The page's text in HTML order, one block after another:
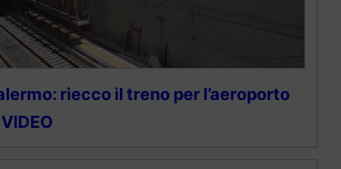
riecco il treno per l’aeroporto